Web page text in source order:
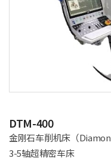
DTM-400
金刚石车削机床（
3-5轴超精密车床